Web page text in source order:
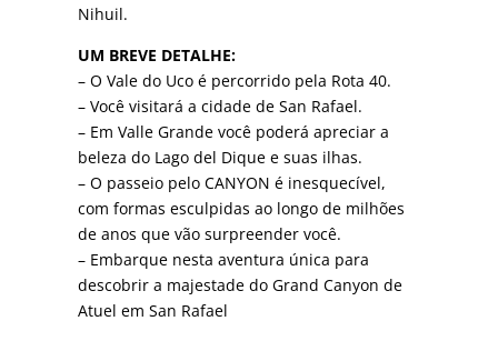
Nihuil.
UM BREVE DETALHE:
– O Vale do Uco é percorrido pela Rota 40.
– Você visitará a cidade de San Rafael.
– Em Valle Grande você poderá apreciar a
beleza do Lago del Dique e suas ilhas.
– O passeio pelo CANYON é inesquecível,
com formas esculpidas ao longo de milhões
de anos que vão surpreender você.
– Embarque nesta aventura única para
descobrir a majestade do Grand Canyon de
Atuel em San Rafael